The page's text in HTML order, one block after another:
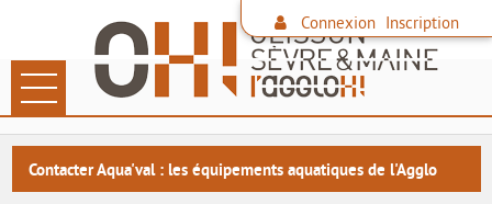
Connexion Inscription
Ouvrir le menu
LES DÉMARCHES
PAIEMENT EN LIGNE
Contacter Aqua'val : les équipements aquatiques de l'Agglo